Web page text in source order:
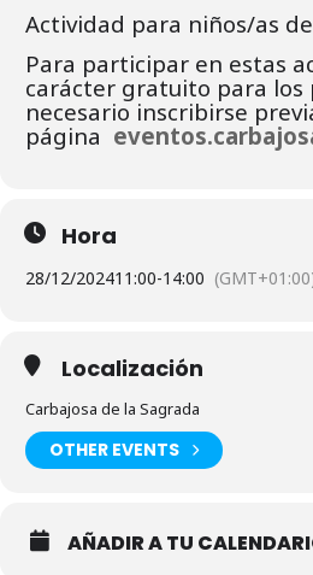
Actividad para niños/as
Para participar en estas
carácter gratuito para los
necesario inscribirse
página
Hora
28/12/202411:00-14:00
Localización
Carbajosa de la Sagrada
OTHER EVENTS
AÑADIR A TU